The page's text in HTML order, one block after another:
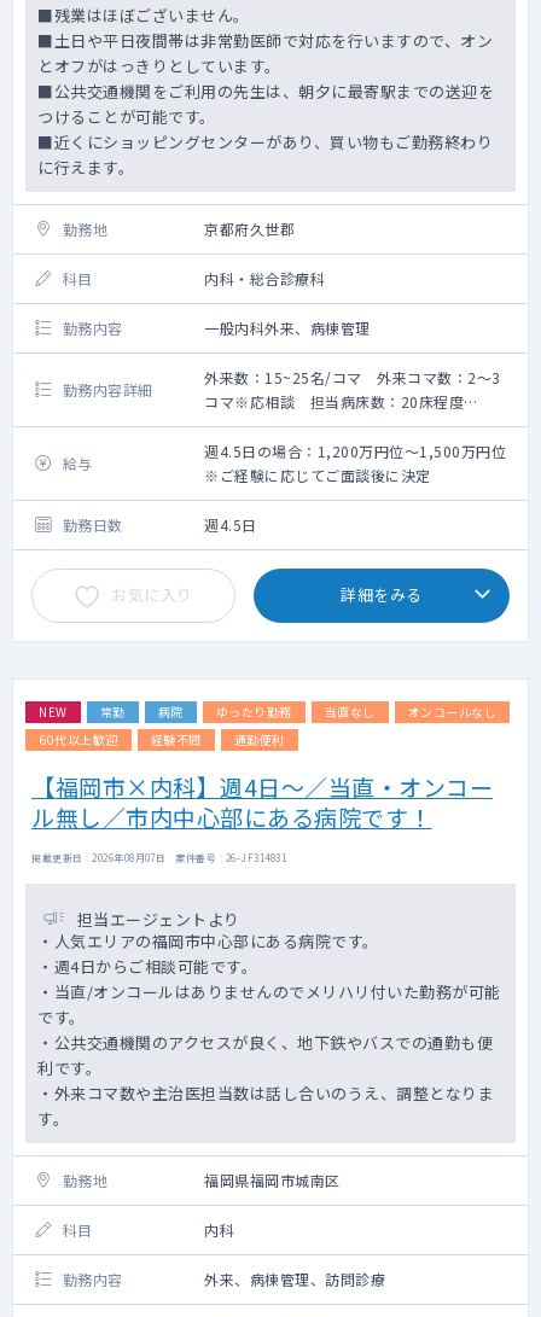
■残業はほぼございません。
■土日や平日夜間帯は非常勤医師で対応を行いますので、オン
とオフがはっきりとしています。
■公共交通機関をご利用の先生は、朝夕に最寄駅までの送迎を
つけることが可能です。
■近くにショッピングセンターがあり、買い物もご勤務終わり
に行えます。
勤務地 京都府久世郡
科目 内科・総合診療科
勤務内容 一般内科外来、病棟管理
勤務内容詳細
外来数：15~25名/コマ 外来コマ数：2～3
コマ※応相談 担当病床数：20床程度
【期待される業務内容】
60床の小規模病院にて一般内科医としてのご
勤務をお願いいたします。
・一般内科外来：週2～3コマ程度※コマ数応
相談の上決定
・外来患者数：15~25名程度※日によって増
減有
・病棟管理：20名程度
※現在、常勤医2名と週3.5日の非常勤医の計
3名で担当を割り振っています。
給与
週4.5日の場合：1,200万円位～1,500万円位
※ご経験に応じてご面談後に決定
勤務日数 週4.5日
お気に入り 詳細をみる
NEW 常勤 病院 ゆったり勤務 当直なし
オンコールなし
60代以上歓迎
経験不問 通勤便利
【福岡市×内科】週4日～／当直・オンコー
ル無し／市内中心部にある病院です！
掲載更新日 : 2026年08月07日 案件番号 : 26-JF314831
担当エージェントより
・人気エリアの福岡市中心部にある病院です。
・週4日からご相談可能です。
・当直/オンコールはありませんのでメリハリ付いた勤務が可能
です。
・公共交通機関のアクセスが良く、地下鉄やバスでの通勤も便
利です。
・外来コマ数や主治医担当数は話し合いのうえ、調整となりま
す。
勤務地 福岡県福岡市城南区
科目 内科
勤務内容 外来、病棟管理、訪問診療